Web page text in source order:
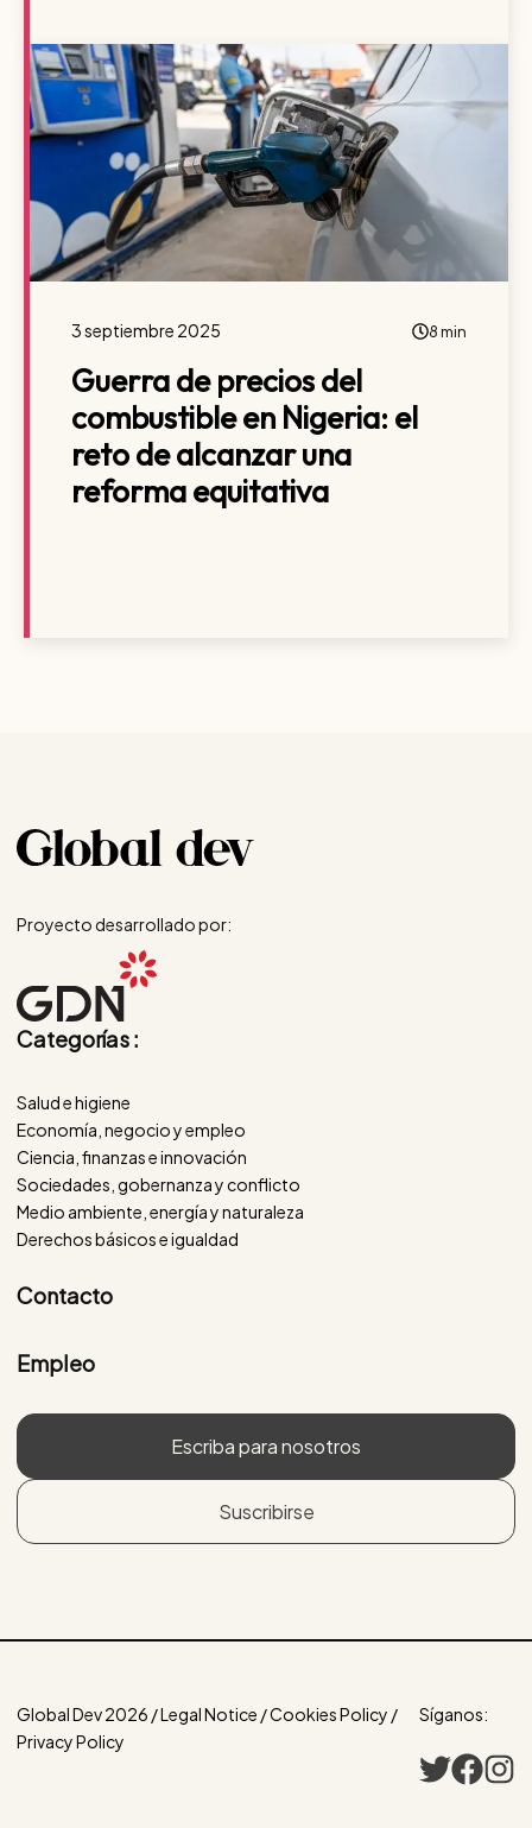
3 septiembre 2025 8 min
Guerra de precios del
combustible en Nigeria: el
reto de alcanzar una
reforma equitativa
Proyecto desarrollado por:
Categorías :
Salud e higiene
Economía, negocio y empleo
Ciencia, finanzas e innovación
Sociedades, gobernanza y conflicto
Medio ambiente, energía y naturaleza
Derechos básicos e igualdad
Contacto
Empleo
Escriba para nosotros
Suscribirse
Global Dev 2026 / Legal Notice / Cookies Policy /
Privacy Policy
Síganos: